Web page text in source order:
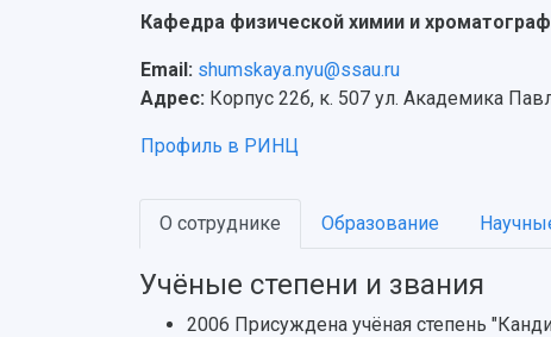
Кафедра физической химии и
Email: shumskaya.nyu@ssau.ru
Адрес: Корпус 22б, к. 507 ул. Академика
Профиль в РИНЦ
О сотруднике Образование
Учёные степени и звания
2006 Присуждена учёная степень